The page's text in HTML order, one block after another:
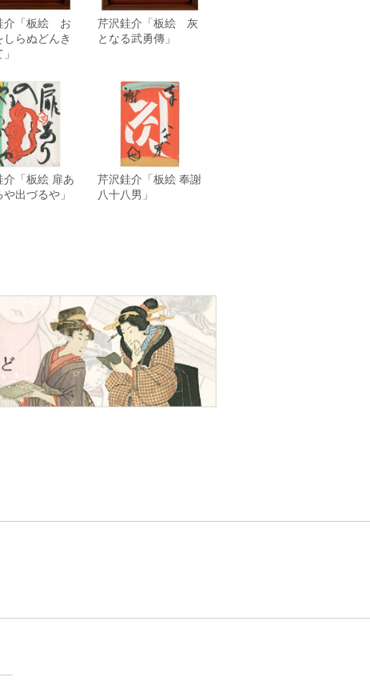
介「板絵 お
しらぬどんき
芹沢銈介「板絵 灰
となる武勇傳」
介「板絵 扉あ
や出づるや」
芹沢銈介「板絵 奉謝
八十八男」